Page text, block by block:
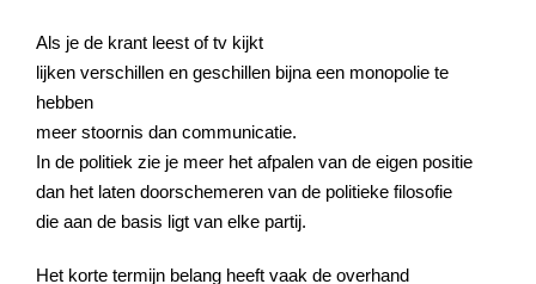
Als je de krant leest of tv kijkt
lijken verschillen en geschillen bijna een monopolie te
hebben
meer stoornis dan communicatie.
In de politiek zie je meer het afpalen van de eigen positie
dan het laten doorschemeren van de politieke filosofie
die aan de basis ligt van elke partij.
Het korte termijn belang heeft vaak de overhand